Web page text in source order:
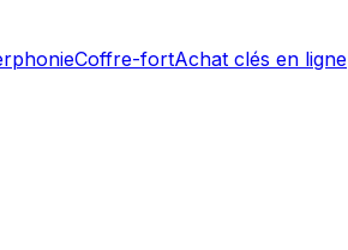
Coffre-fortAchat clés en ligne